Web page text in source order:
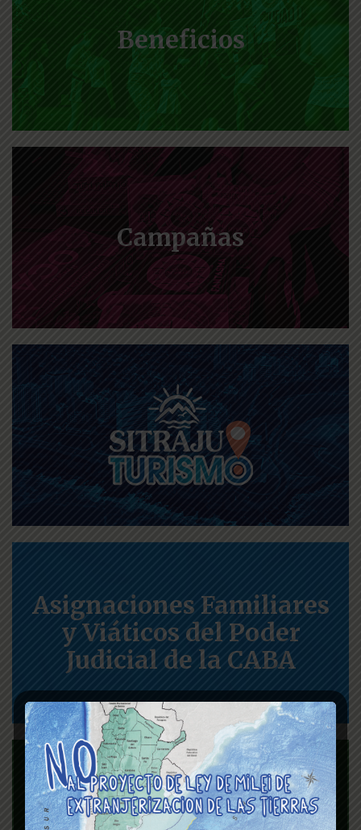
Beneficios
Campañas
Asignaciones Familiares
y Viáticos del Poder
Judicial de la CABA